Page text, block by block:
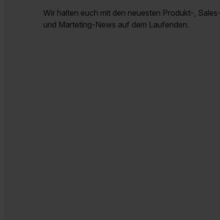
Wir halten euch mit den neuesten Produkt-,
und Marteting-News auf dem Laufenden.